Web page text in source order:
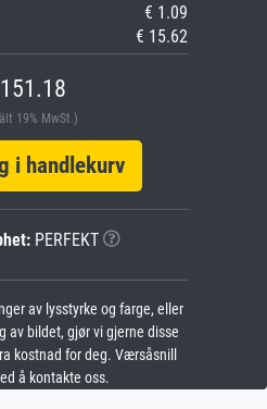
€ 1.09
€ 15.62
19% MwSt.)
handlekurv
PERFEKT
av lysstyrke og farge, eller
av bildet, gjør vi gjerne disse
kostnad for deg. Værsåsnill
å kontakte oss.